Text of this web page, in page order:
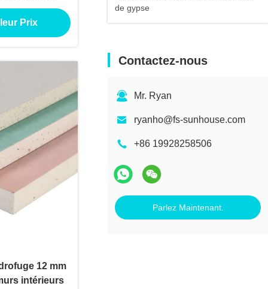
de gypse
Contactez-nous
Mr. Ryan
ryanho@fs-sunhouse.com
+86 19928258506
Parlez Maintenant.
Prix
12 mm
intérieurs